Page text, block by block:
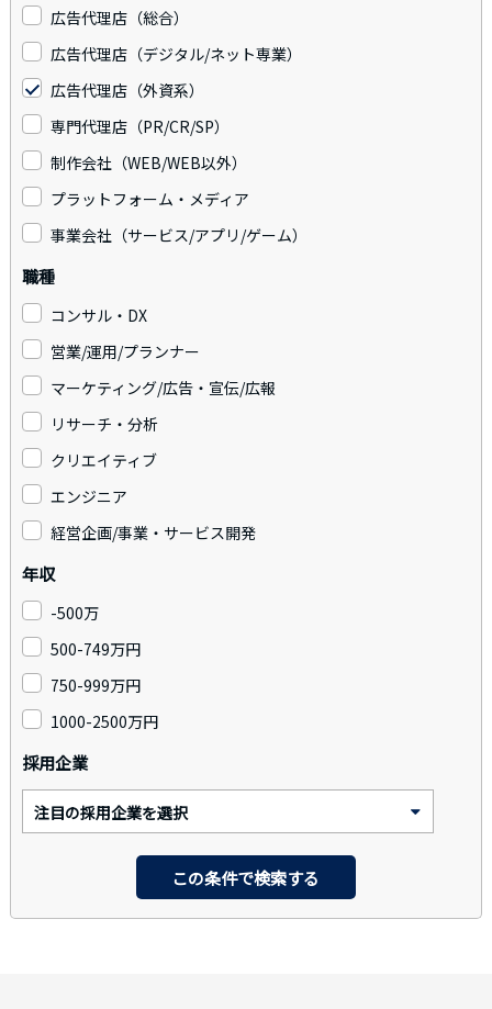
広告代理店（総合）
広告代理店（デジタル/ネット専業）
広告代理店（外資系）
専門代理店（PR/CR/SP）
制作会社（WEB/WEB以外）
プラットフォーム・メディア
事業会社（サービス/アプリ/ゲーム）
職種
コンサル・DX
営業/運用/プランナー
マーケティング/広告・宣伝/広報
リサーチ・分析
クリエイティブ
エンジニア
経営企画/事業・サービス開発
年収
-500万
500-749万円
750-999万円
1000-2500万円
採用企業